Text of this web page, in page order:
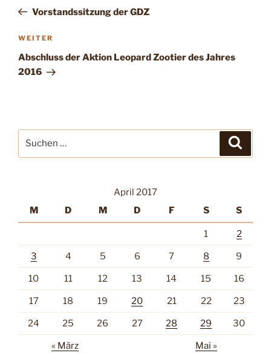
Beitrag
Vorstandssitzung der GDZ
Nächster
Beitrag
WEITER
Abschluss der Aktion Leopard Zootier des Jahres
2016
nach:
April 2017
M
D M D F S S
1 2
3 4 5 6 7 8 9
10 11 12 13 14 15 16
17 18 19 20 21 22 23
24 25 26 27 28 29 30
« März Mai »